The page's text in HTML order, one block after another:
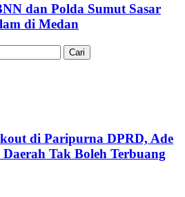
dan Polda Sumut Sasar
di Medan
di Paripurna DPRD, Ade
Tak Boleh Terbuang